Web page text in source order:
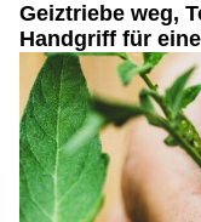
Geiztriebe weg,
Handgriff für